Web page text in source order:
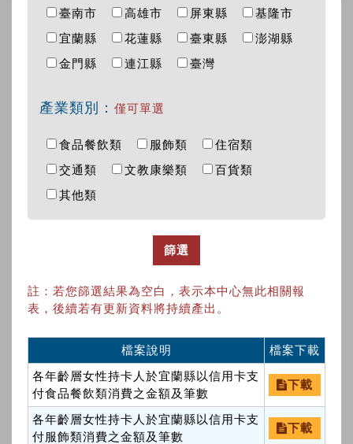
臺南市
高雄市 屏東縣
基隆市
宜蘭縣
花蓮縣 臺東縣
澎湖縣
金門縣
連江縣 臺灣
產業類別： 僅可單選
食品餐飲類 服飾類
住宿類
交通類
文教康樂類
百貨類
其他類
篩選
註：若您篩選結果為空白，表示本中心無此相關報
表，後續若有更新資料將持續產出。
檔案說明
檔案下載
各年齡層女性持卡人於宜蘭縣以信用卡支
付食品餐飲類消費之金額及筆數
下載
各年齡層女性持卡人於宜蘭縣以信用卡支
付服飾類消費之金額及筆數
下載